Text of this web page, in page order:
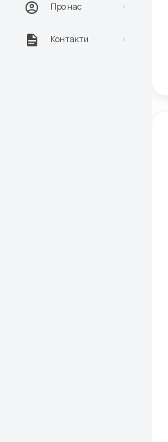
Про нас
Контакти